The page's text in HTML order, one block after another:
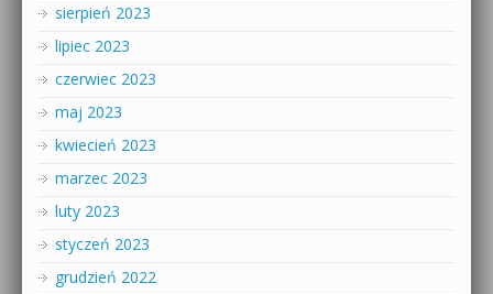
sierpień 2023
lipiec 2023
czerwiec 2023
maj 2023
kwiecień 2023
marzec 2023
luty 2023
styczeń 2023
grudzień 2022